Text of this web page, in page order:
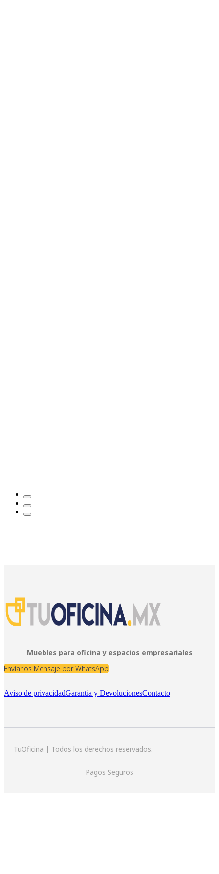
Muebles para oficina y espacios empresariales
Envíanos Mensaje por WhatsApp
Aviso de privacidadGarantía y DevolucionesContacto
TuOficina | Todos los derechos reservados.
Pagos Seguros